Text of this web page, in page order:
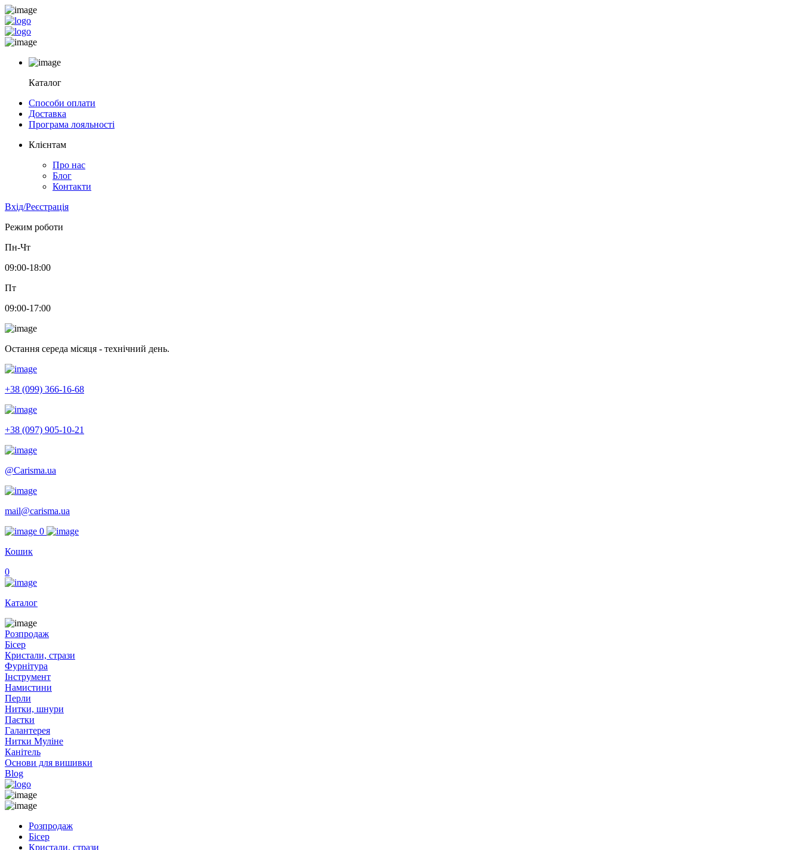
Каталог
Способи оплати
Доставка
Програма лояльності
Клієнтам
Про нас
Блог
Контакти
Вхід/Реєстрація
Режим роботи
Пн-Чт
09:00-18:00
Пт
09:00-17:00
Остання середа місяця - технічний день.
+38 (099) 366-16-68
+38 (097) 905-10-21
@Carisma.ua
mail@carisma.ua
0
Кошик
0
Каталог
Розпродаж
Бісер
Кристали, стрази
Фурнітура
Інструмент
Намистини
Перли
Нитки, шнури
Паєтки
Галантерея
Нитки Муліне
Канітель
Основи для вишивки
Blog
Розпродаж
Бісер
Кристали, стрази